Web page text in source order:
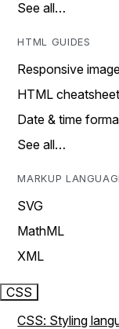
See all…
HTML GUIDES
Responsive
HTML cheatsheet
Date & time
See all…
MARKUP
SVG
MathML
XML
CSS
CSS: Styling